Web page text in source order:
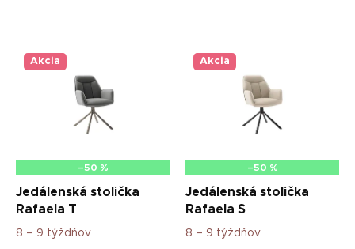
u
k
o
Akcia
–50 %
Jedálenská stolička
Rafaela T
8 – 9 týždňov
Akcia
–50 %
Jedálenská stolička
Rafaela S
8 – 9 týždňov